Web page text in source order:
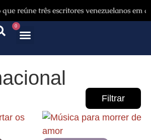
reúne três escritores venezuelanos em
0
Filtrar